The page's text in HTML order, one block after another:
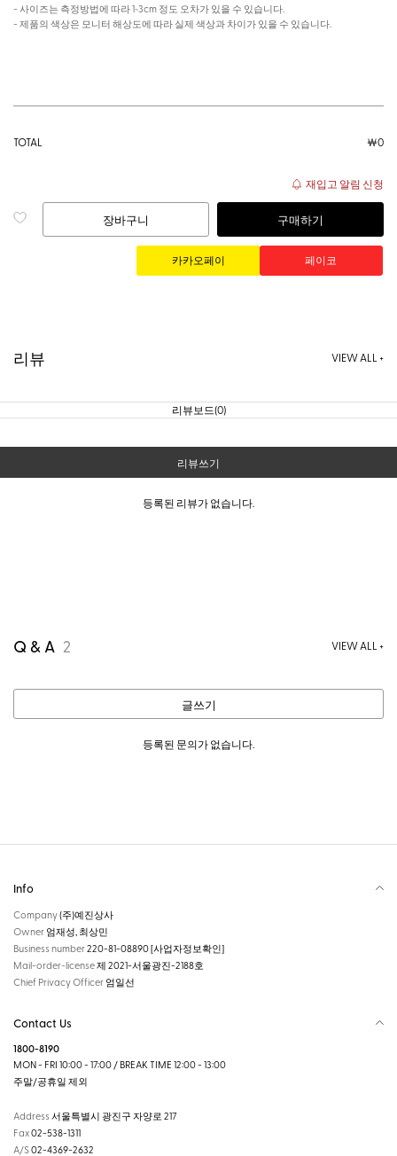
- 사이즈는 측정방법에 따라 1~3cm 정도 오차가 있을 수 있습니다.
- 제품의 색상은 모니터 해상도에 따라 실제 색상과 차이가 있을 수 있습니다.
TOTAL ￦0
재입고 알림 신청
장바구니 구매하기
리뷰 VIEW ALL +
리뷰보드(0)
리뷰쓰기
등록된 리뷰가 없습니다.
Q & A 2 VIEW ALL +
글쓰기
등록된 문의가 없습니다.
Info
Company(주)예진상사
Owner 엄재성, 최상민
Business number220-81-08890[사업자정보확인]
Mail-order-license제 2021-서울광진-2188호
Chief Privacy Officer 엄일선
Contact Us
1800-8190
MON - FRI 10:00 - 17:00 / BREAK TIME 12:00 - 13:00
주말/공휴일 제외
Address서울특별시 광진구 자양로 217
Fax02-538-1311
A/S02-4369-2632